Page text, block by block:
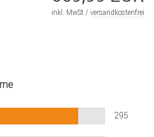
inkl. MwSt / versandkostenfrei
295